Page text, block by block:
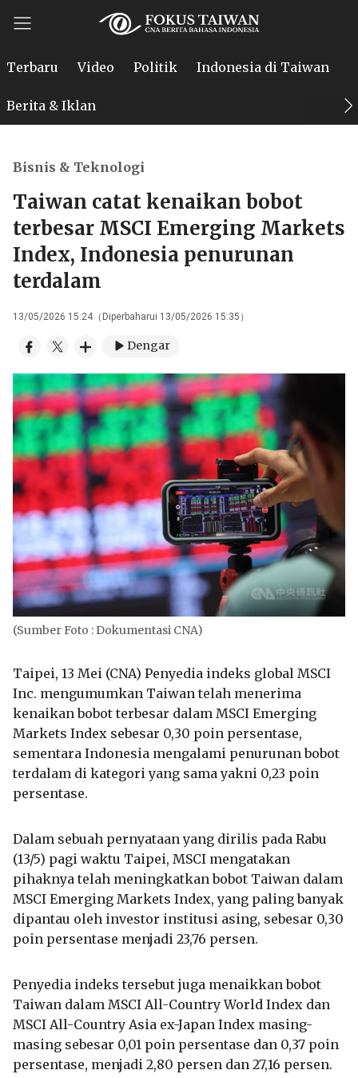
Terbaru Video Politik Indonesia di Taiwan
Berita & Iklan
Bisnis & Teknologi
Taiwan catat kenaikan bobot
terbesar MSCI Emerging Markets
Index, Indonesia penurunan
terdalam
13/05/2026 15:24（Diperbaharui 13/05/2026 15:35）
Dengar
(Sumber Foto : Dokumentasi CNA)
Taipei, 13 Mei (CNA) Penyedia indeks global MSCI
Inc. mengumumkan Taiwan telah menerima
kenaikan bobot terbesar dalam MSCI Emerging
Markets Index sebesar 0,30 poin persentase,
sementara Indonesia mengalami penurunan bobot
terdalam di kategori yang sama yakni 0,23 poin
persentase.
Dalam sebuah pernyataan yang dirilis pada Rabu
(13/5) pagi waktu Taipei, MSCI mengatakan
pihaknya telah meningkatkan bobot Taiwan dalam
MSCI Emerging Markets Index, yang paling banyak
dipantau oleh investor institusi asing, sebesar 0,30
poin persentase menjadi 23,76 persen.
Penyedia indeks tersebut juga menaikkan bobot
Taiwan dalam MSCI All-Country World Index dan
MSCI All-Country Asia ex-Japan Index masing-
masing sebesar 0,01 poin persentase dan 0,37 poin
persentase, menjadi 2,80 persen dan 27,16 persen.